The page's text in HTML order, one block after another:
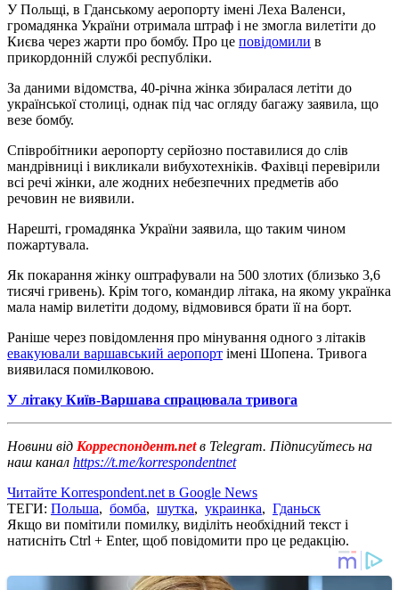
У Польщі, в Гданському аеропорту імені Леха Валенси,
громадянка України отримала штраф і не змогла вилетіти до
Києва через жарти про бомбу. Про це повідомили в
прикордонній службі республіки.
За даними відомства, 40-річна жінка збиралася летіти до
української столиці, однак під час огляду багажу заявила, що
везе бомбу.
Співробітники аеропорту серйозно поставилися до слів
мандрівниці і викликали вибухотехніків. Фахівці перевірили
всі речі жінки, але жодних небезпечних предметів або
речовин не виявили.
Нарешті, громадянка України заявила, що таким чином
пожартувала.
Як покарання жінку оштрафували на 500 злотих (близько 3,6
тисячі гривень). Крім того, командир літака, на якому українка
мала намір вилетіти додому, відмовився брати її на борт.
Раніше через повідомлення про мінування одного з літаків
евакуювали варшавський аеропорт імені Шопена. Тривога
виявилася помилковою.
У літаку Київ-Варшава спрацювала тривога
Новини від Корреспондент.netв Telegram. Підписуйтесь на
наш канал https://t.me/korrespondentnet
Читайте Korrespondent.net в Google News
ТЕГИ: Польша, бомба, шутка, украинка, Гданьск
Якщо ви помітили помилку, виділіть необхідний текст і
натисніть Ctrl + Enter, щоб повідомити про це редакцію.